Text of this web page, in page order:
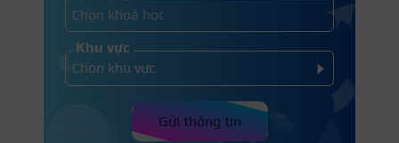
Khu vực
Gửi thông tin